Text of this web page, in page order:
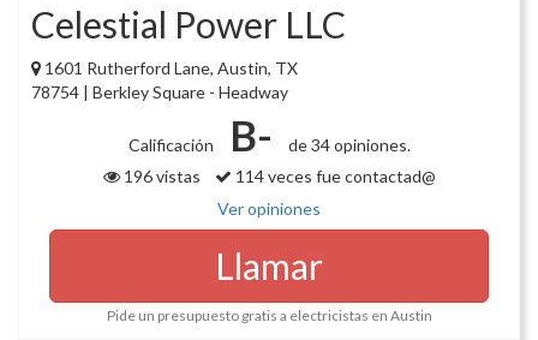
Celestial Power LLC
1601 Rutherford Lane, Austin, TX
78754 | Berkley Square - Headway
Calificación B-
de 34 opiniones.
196 vistas
114 veces fue contactad@
Ver opiniones
Llamar
Pide un presupuesto gratis a electricistas en Austin